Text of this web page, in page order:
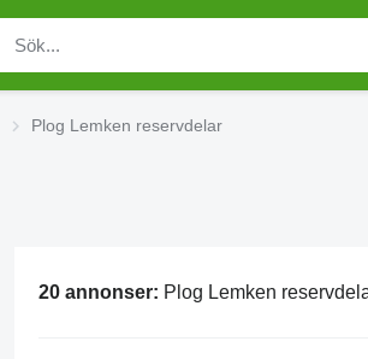
Plog Lemken reservdelar
20 annonser: Plog Lemken